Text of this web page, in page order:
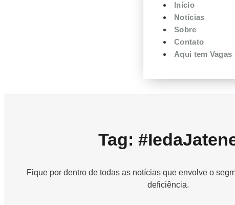
Início
Notícias
Sobre
Contato
Aqui tem Vagas
Tag:
Fique por dentro de todas as notícias que envolve o
deficiência.